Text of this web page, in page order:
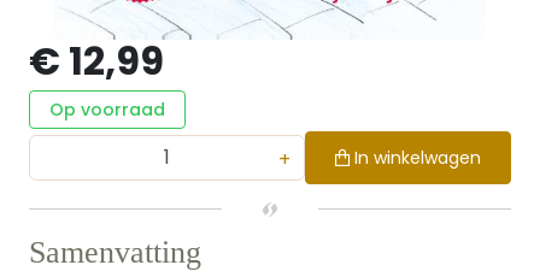
€ 12,99
Op voorraad
+ In winkelwagen
Samenvatting